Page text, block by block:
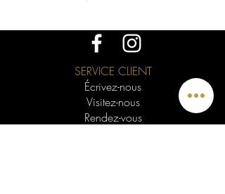
SERVICE CLIENT
Écrivez-nous
Visitez-nous
Rendez-vous